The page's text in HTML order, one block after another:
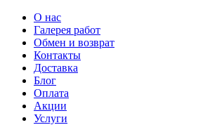
О нас
Галерея работ
Обмен и возврат
Контакты
Доставка
Блог
Оплата
Акции
Услуги